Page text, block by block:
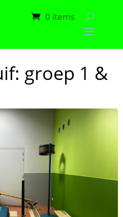
0 items
groep 1 &